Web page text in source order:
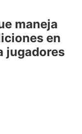
maneja
en
jugadores